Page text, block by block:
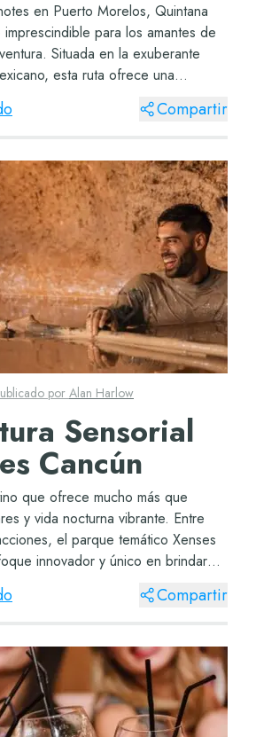
en Puerto Morelos, Quintana
para los amantes de
Situada en la exuberante
esta ruta ofrece una
combina la belleza na...
Compartir
por Alan Harlow
Sensorial
Cancún
que ofrece mucho más que
y vida nocturna vibrante. Entre
el parque temático Xenses
innovador y único en brindar
inolvidables. Este p...
Compartir